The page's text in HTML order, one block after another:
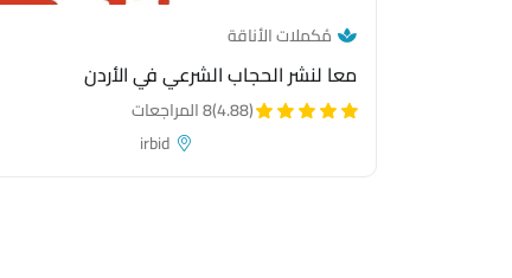
مُكملات الأناقة— category link
معا لنشر الحجاب الشرعي في الأردن
(4.88)
8 المراجعات
irbid